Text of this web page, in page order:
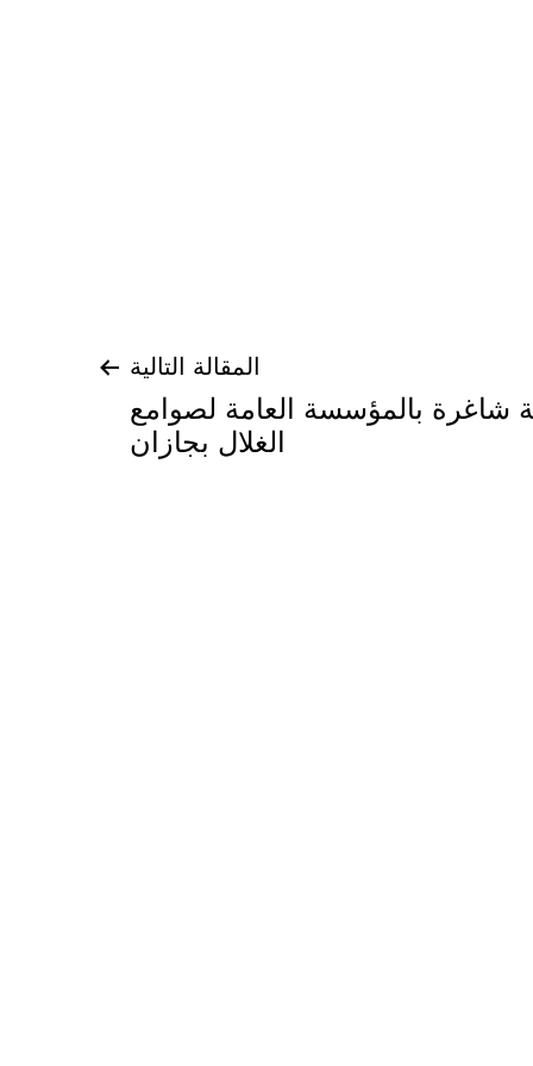
المقالة التالية
شاغرة بالمؤسسة العامة لصوامع
الغلال بجازان